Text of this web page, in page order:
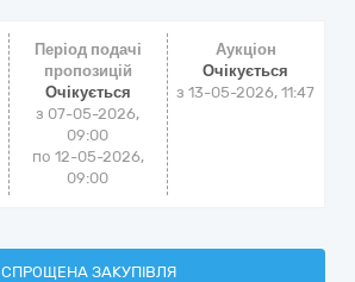
Період подачі
пропозицій
Очікується
з 07-05-2026,
09:00
по 12-05-2026,
09:00
Аукціон
Очікується
з13-05-2026, 11:47
СПРОЩЕНА ЗАКУПІВЛЯ